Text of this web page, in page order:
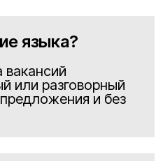
языка?
или разговорный
и без